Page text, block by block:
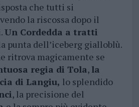
che tutti si
la riscossa dopo il
Un Cordedda a tratti
punta dell’iceberg gialloblù.
ritrova magicamente se
regia di Tola, la
di Langiu, lo splendido
, la precisione del